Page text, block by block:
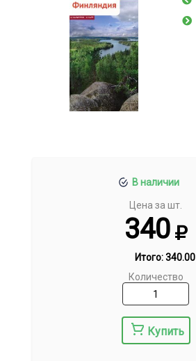
В наличии
Цена за шт.
340
Итого:340.00
Количество
Купить